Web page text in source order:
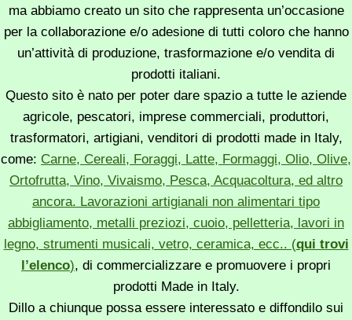
ma abbiamo creato un sito che rappresenta un’occasione
per la collaborazione e/o adesione di tutti coloro che hanno
un’attività di produzione, trasformazione e/o vendita di
prodotti italiani.
Questo sito è nato per poter dare spazio a tutte le aziende
agricole, pescatori, imprese commerciali, produttori,
trasformatori, artigiani, venditori di prodotti made in Italy,
come: Carne, Cereali, Foraggi, Latte, Formaggi, Olio, Olive,
Ortofrutta, Vino, Vivaismo, Pesca, Acquacoltura, ed altro
ancora. Lavorazioni artigianali non alimentari tipo
abbigliamento, metalli preziozi, cuoio, pelletteria, lavori in
legno, strumenti musicali, vetro, ceramica, ecc.. (qui trovi
l’elenco), di commercializzare e promuovere i propri
prodotti Made in Italy.
Dillo a chiunque possa essere interessato e diffondilo sui